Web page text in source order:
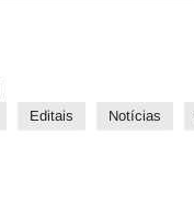
Editais Notícias